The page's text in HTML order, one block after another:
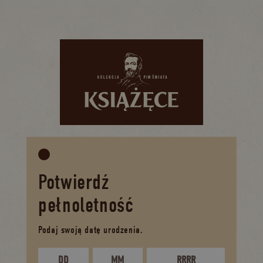
Potwierdź
pełnoletność
Podaj swoją datę urodzenia.